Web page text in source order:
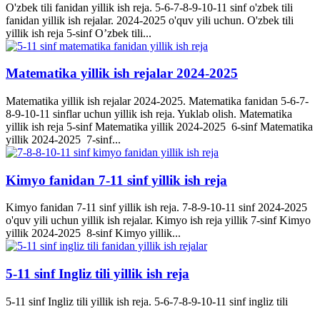
O'zbek tili fanidan yillik ish reja. 5-6-7-8-9-10-11 sinf o'zbek tili
fanidan yillik ish rejalar. 2024-2025 o'quv yili uchun. O'zbek tili
yillik ish reja 5-sinf O’zbek tili...
Matematika yillik ish rejalar 2024-2025
Matematika yillik ish rejalar 2024-2025. Matematika fanidan 5-6-7-
8-9-10-11 sinflar uchun yillik ish reja. Yuklab olish. Matematika
yillik ish reja 5-sinf Matematika yillik 2024-2025 6-sinf Matematika
yillik 2024-2025 7-sinf...
Kimyo fanidan 7-11 sinf yillik ish reja
Kimyo fanidan 7-11 sinf yillik ish reja. 7-8-9-10-11 sinf 2024-2025
o'quv yili uchun yillik ish rejalar. Kimyo ish reja yillik 7-sinf Kimyo
yillik 2024-2025 8-sinf Kimyo yillik...
5-11 sinf Ingliz tili yillik ish reja
5-11 sinf Ingliz tili yillik ish reja. 5-6-7-8-9-10-11 sinf ingliz tili